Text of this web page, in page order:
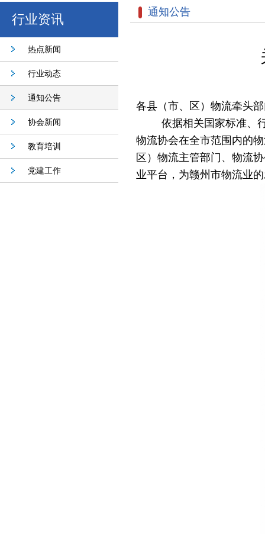
行业资讯
热点新闻
行业动态
通知公告
协会新闻
教育培训
党建工作
通知公告
各县（市、区）物流牵头
依据相关国家标准、
物流协会在全市范围内的
区）物流主管部门、物流
业平台，为赣州市物流业